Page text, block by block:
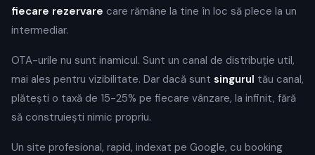
fiecare rezervare care rămâne la tine în loc să plece la un
intermediar.
OTA-urile nu sunt inamicul. Sunt un canal de distribuție util,
mai ales pentru vizibilitate. Dar dacă sunt singurul tău canal,
plătești o taxă de 15-25% pe fiecare vânzare, la infinit, fără
să construiești nimic propriu.
Un site profesional, rapid, indexat pe Google, cu booking